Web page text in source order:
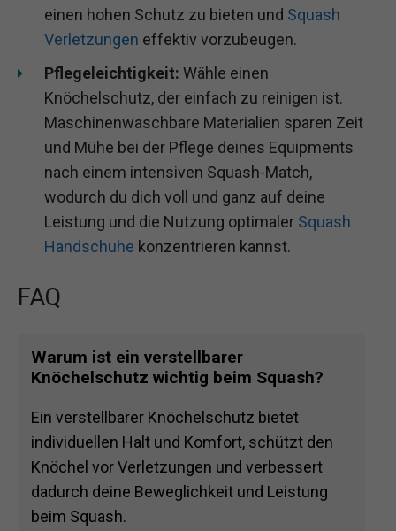
einen hohen Schutz zu bieten und Squash
Verletzungen effektiv vorzubeugen.
Pflegeleichtigkeit: Wähle einen
Knöchelschutz, der einfach zu reinigen ist.
Maschinenwaschbare Materialien sparen Zeit
und Mühe bei der Pflege deines Equipments
nach einem intensiven Squash-Match,
wodurch du dich voll und ganz auf deine
Leistung und die Nutzung optimaler Squash
Handschuhe konzentrieren kannst.
FAQ
Warum ist ein verstellbarer
Knöchelschutz wichtig beim Squash?
Ein verstellbarer Knöchelschutz bietet
individuellen Halt und Komfort, schützt den
Knöchel vor Verletzungen und verbessert
dadurch deine Beweglichkeit und Leistung
beim Squash.